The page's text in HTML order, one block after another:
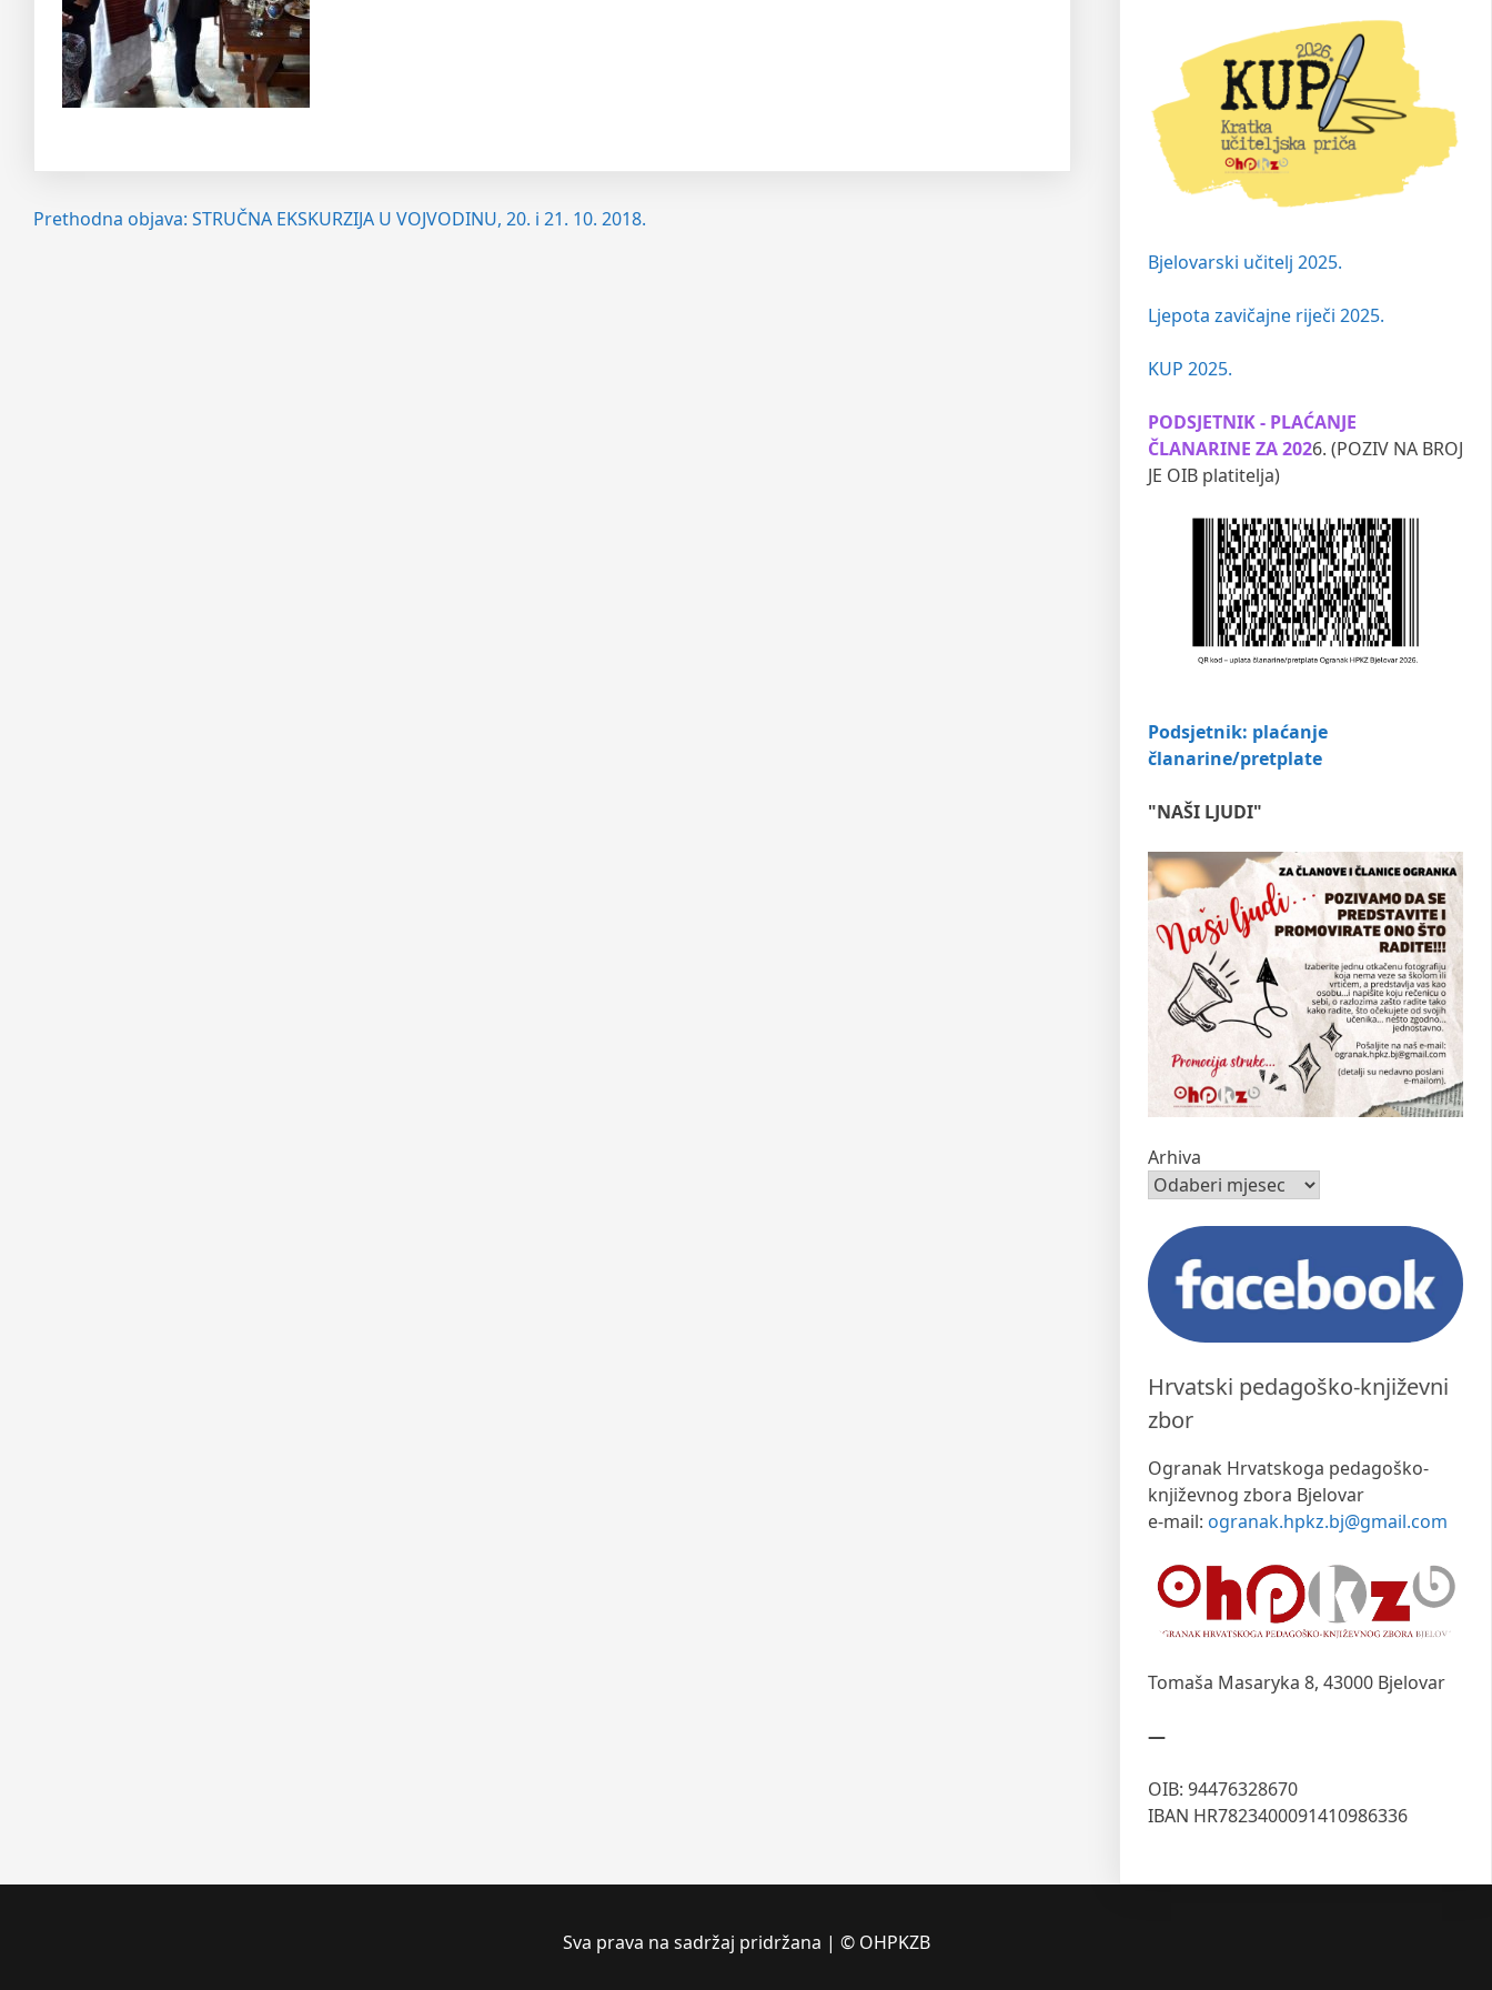
Navigacija
Prethodna objava: STRUČNA EKSKURZIJA U VOJVODINU, 20. i 21. 10. 2018.
Bjelovarski učitelj 2025.
Ljepota zavičajne riječi 2025.
KUP 2025.
PODSJETNIK - PLAĆANJE
ČLANARINE ZA 2026. (POZIV NA BROJ
JE OIB platitelja)
Podsjetnik: plaćanje
članarine/pretplate
"NAŠI LJUDI"
Arhiva
Hrvatski pedagoško-književni
zbor
Ogranak Hrvatskoga pedagoško-
književnog zbora Bjelovar
e-mail: ogranak.hpkz.bj@gmail.com
Tomaša Masaryka 8, 43000 Bjelovar
—
OIB: 94476328670
IBAN HR7823400091410986336
Sva prava na sadržaj pridržana | © OHPKZB